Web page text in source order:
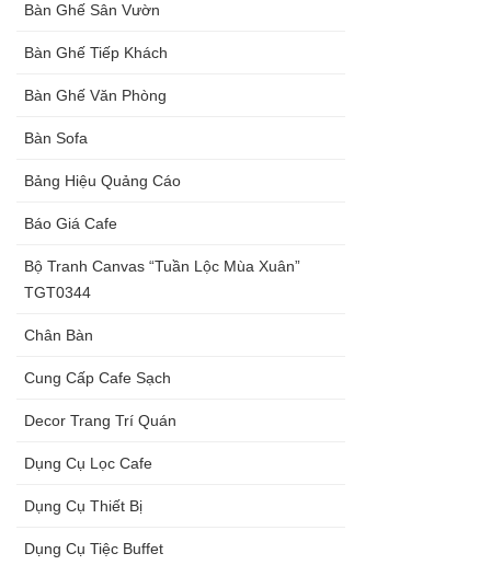
Bàn Ghế Sân Vườn
Bàn Ghế Tiếp Khách
Bàn Ghế Văn Phòng
Bàn Sofa
Bảng Hiệu Quảng Cáo
Báo Giá Cafe
Bộ Tranh Canvas “Tuần Lộc Mùa Xuân”
TGT0344
Chân Bàn
Cung Cấp Cafe Sạch
Decor Trang Trí Quán
Dụng Cụ Lọc Cafe
Dụng Cụ Thiết Bị
Dụng Cụ Tiệc Buffet